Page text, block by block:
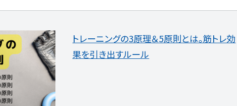
トレーニングの3原理＆5原則とは。筋トレ効
果を引き出すルール